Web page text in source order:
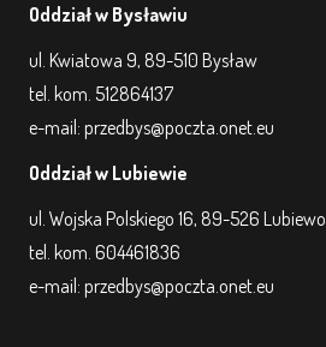
Oddział w Bysławiu
ul. Kwiatowa 9, 89-510 Bysław
tel. kom. 512864137
e-mail: przedbys@poczta.onet.eu
Oddział w Lubiewie
ul. Wojska Polskiego 16, 89-526 Lubiewo
tel. kom. 604461836
e-mail: przedbys@poczta.onet.eu